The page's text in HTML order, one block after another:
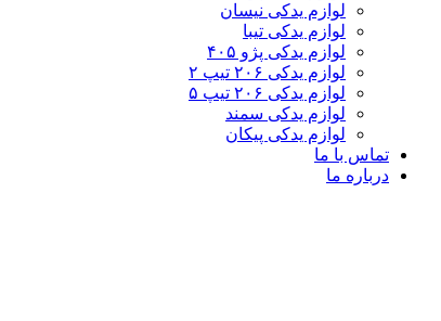
لوازم یدکی نیسان
لوازم یدکی تیبا
لوازم یدکی پژو ۴۰۵
لوازم یدکی ۲۰۶ تیپ ۲
لوازم یدکی ۲۰۶ تیپ ۵
لوازم یدکی سمند
لوازم یدکی پیکان
تماس با ما
درباره ما